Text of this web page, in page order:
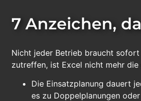
7 Anzeichen,
Nicht jeder Betrieb braucht sofort
zutreffen, ist Excel nicht mehr
Die Einsatzplanung dauert
es zu Doppelplanungen